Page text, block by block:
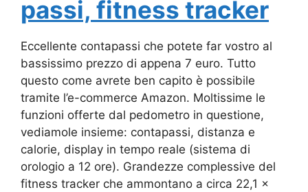
passi, fitness tracker
Eccellente contapassi che potete far vostro al
bassissimo prezzo di appena 7 euro. Tutto
questo come avrete ben capito è possibile
tramite l’e-commerce Amazon. Moltissime le
funzioni offerte dal pedometro in questione,
vediamole insieme: contapassi, distanza e
calorie, display in tempo reale (sistema di
orologio a 12 ore). Grandezze complessive del
fitness tracker che ammontano a circa 22,1 x